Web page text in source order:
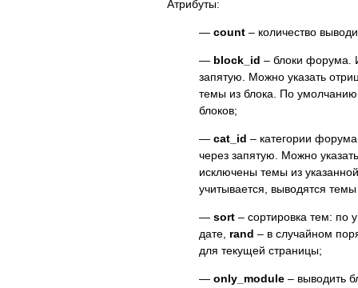
Атрибуты:
— count – количество
— block_id – блоки форума.
запятую. Можно указать
темы из блока. По умолчанию
блоков;
— cat_id – категории
через запятую. Можно
исключены темы из
учитывается, выводятся темы
— sort – сортировка тем: по
дате, rand – в случайном
для текущей страницы;
— only_module – выводить